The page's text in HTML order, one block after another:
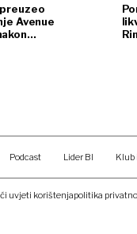
preuzeo
Avenue
Podcast Lider BI Klub
uvjeti korištenjapolitika